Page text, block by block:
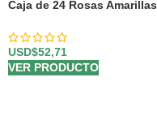
Caja de 24 Rosas Amarillas
USD$52,71
VER PRODUCTO